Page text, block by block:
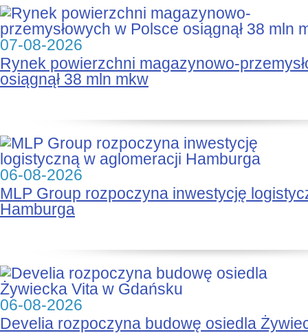
07-08-2026
Rynek powierzchni magazynowo-
osiągnął 38 mln mkw
06-08-2026
MLP Group rozpoczyna inwestycję
Hamburga
06-08-2026
Develia rozpoczyna budowę osiedla